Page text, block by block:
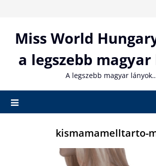
contentMiss World
a legszebb
A legszebb magyar
kismamamelltarto-